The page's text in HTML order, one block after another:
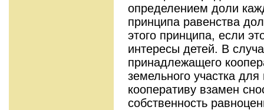
определением доли
принципа равенства
этого принципа, если
интересы детей. В
принадлежащего
земельного участка
кооперативу взамен
собственность